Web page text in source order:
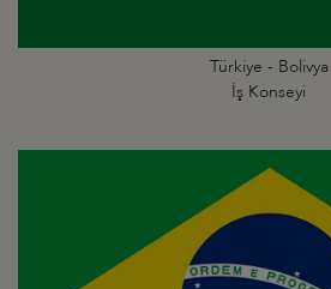
Türkiye - Bolivya
İş Konseyi